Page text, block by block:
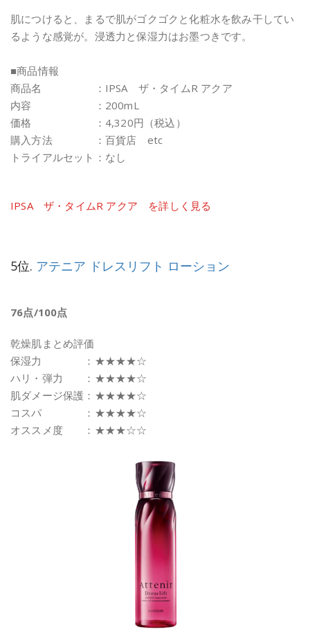
肌につけると、まるで肌がゴクゴクと化粧水を飲み干してい
るような感覚が。浸透力と保湿力はお墨つきです。
■商品情報
商品名 ：IPSA ザ・タイムR アクア
内容 ：200mL
価格 ：4,320円（税込）
購入方法 ：百貨店 etc
トライアルセット：なし
IPSA ザ・タイムR アクア を詳しく見る
5位. アテニア ドレスリフト ローション
76点/100点
乾燥肌まとめ評価
保湿力 ：★★★★☆
ハリ・弾力 ：★★★★☆
肌ダメージ保護：★★★★☆
コスパ ：★★★★☆
オススメ度 ：★★★☆☆